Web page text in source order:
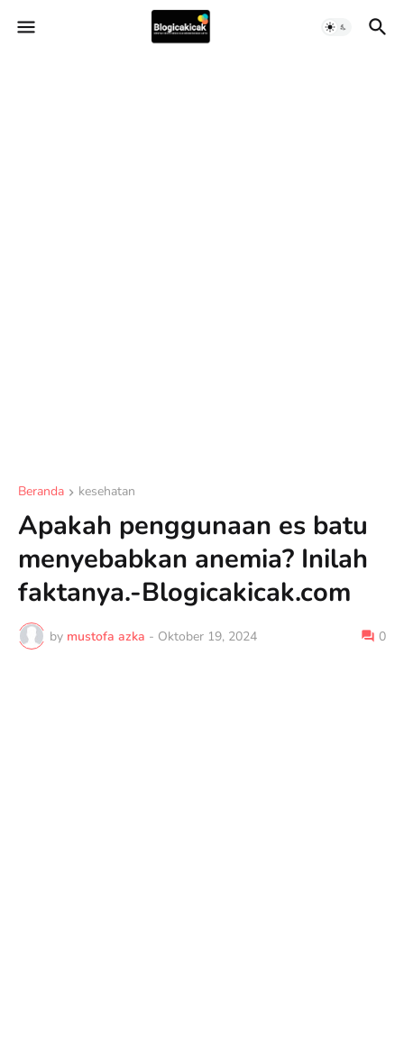
Beranda kesehatan
Apakah penggunaan es batu
menyebabkan anemia? Inilah
faktanya.-Blogicakicak.com
by mustofa azka - Oktober 19, 2024 0